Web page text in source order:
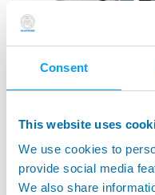
Consent
This website uses
We use cookies to
provide social media
We also share
T3LPF - 流量/リークテ